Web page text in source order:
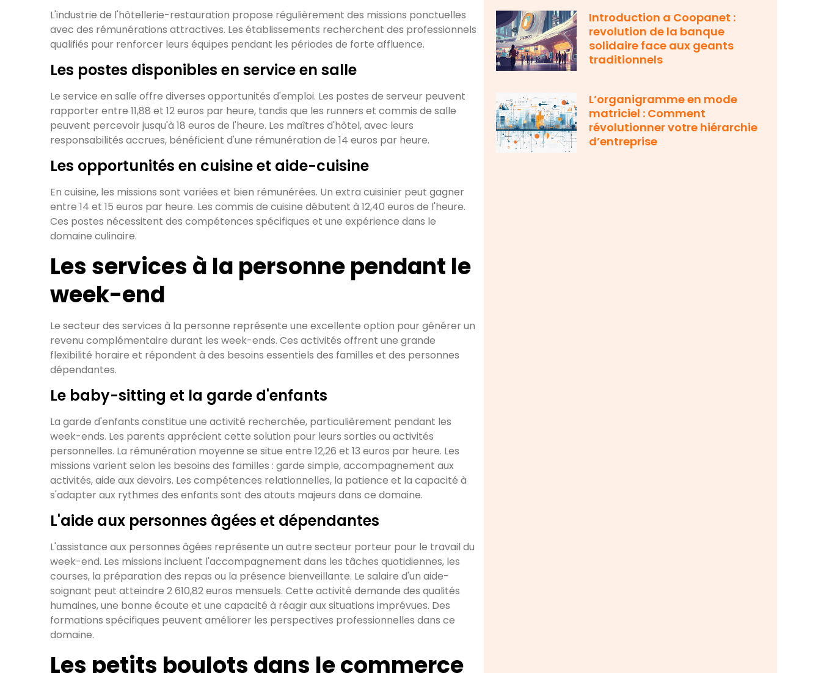
L'industrie de l'hôtellerie-restauration propose régulièrement des missions ponctuelles
avec des rémunérations attractives. Les établissements recherchent des professionnels
qualifiés pour renforcer leurs équipes pendant les périodes de forte affluence.
Les postes disponibles en service en salle
Le service en salle offre diverses opportunités d'emploi. Les postes de serveur peuvent
rapporter entre 11,88 et 12 euros par heure, tandis que les runners et commis de salle
peuvent percevoir jusqu'à 18 euros de l'heure. Les maîtres d'hôtel, avec leurs
responsabilités accrues, bénéficient d'une rémunération de 14 euros par heure.
Les opportunités en cuisine et aide-cuisine
En cuisine, les missions sont variées et bien rémunérées. Un extra cuisinier peut gagner
entre 14 et 15 euros par heure. Les commis de cuisine débutent à 12,40 euros de l'heure.
Ces postes nécessitent des compétences spécifiques et une expérience dans le
domaine culinaire.
Les services à la personne pendant le
week-end
Le secteur des services à la personne représente une excellente option pour générer un
revenu complémentaire durant les week-ends. Ces activités offrent une grande
flexibilité horaire et répondent à des besoins essentiels des familles et des personnes
dépendantes.
Le baby-sitting et la garde d'enfants
La garde d'enfants constitue une activité recherchée, particulièrement pendant les
week-ends. Les parents apprécient cette solution pour leurs sorties ou activités
personnelles. La rémunération moyenne se situe entre 12,26 et 13 euros par heure. Les
missions varient selon les besoins des familles : garde simple, accompagnement aux
activités, aide aux devoirs. Les compétences relationnelles, la patience et la capacité à
s'adapter aux rythmes des enfants sont des atouts majeurs dans ce domaine.
L'aide aux personnes âgées et dépendantes
L'assistance aux personnes âgées représente un autre secteur porteur pour le travail du
week-end. Les missions incluent l'accompagnement dans les tâches quotidiennes, les
courses, la préparation des repas ou la présence bienveillante. Le salaire d'un aide-
soignant peut atteindre 2 610,82 euros mensuels. Cette activité demande des qualités
humaines, une bonne écoute et une capacité à réagir aux situations imprévues. Des
formations spécifiques peuvent améliorer les perspectives professionnelles dans ce
domaine.
Les petits boulots dans le commerce
Introduction a Coopanet :
revolution de la banque
solidaire face aux geants
traditionnels
L’organigramme en mode
matriciel : Comment
révolutionner votre hiérarchie
d’entreprise